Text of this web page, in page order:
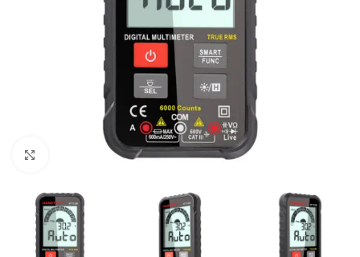
Noklikšķiniet, lai palielinātu